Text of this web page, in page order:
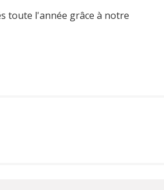
toute l'année grâce à notre